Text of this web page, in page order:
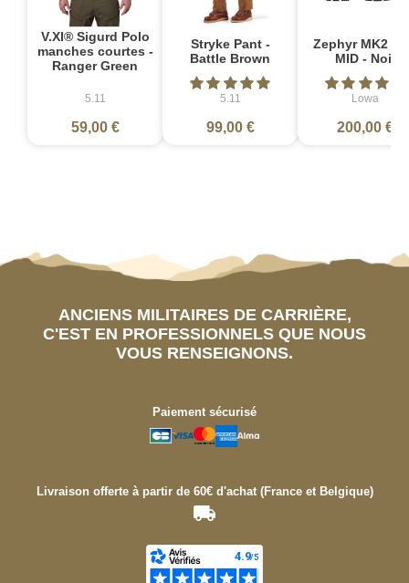
V.XI® Sigurd Polo
manches courtes -
Ranger Green
5.11
59,00 €
Stryke Pant -
Battle Brown
5.11
99,00 €
Zephyr MK2
MID - Noir
Lowa
200,00 €
ANCIENS MILITAIRES DE CARRIÈRE,
C'EST EN PROFESSIONNELS QUE NOUS
VOUS RENSEIGNONS.
Paiement sécurisé
Livraison offerte à partir de 60€ d'achat (France et Belgique)